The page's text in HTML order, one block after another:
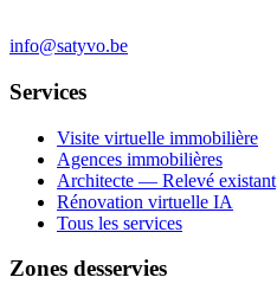
info@satyvo.be
Services
Visite virtuelle immobilière
Agences immobilières
Architecte — Relevé existant
Rénovation virtuelle IA
Tous les services
Zones desservies